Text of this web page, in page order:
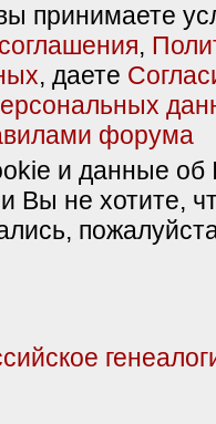
принимаете
,
, даете
форума
и данные об
Вы не хотите,